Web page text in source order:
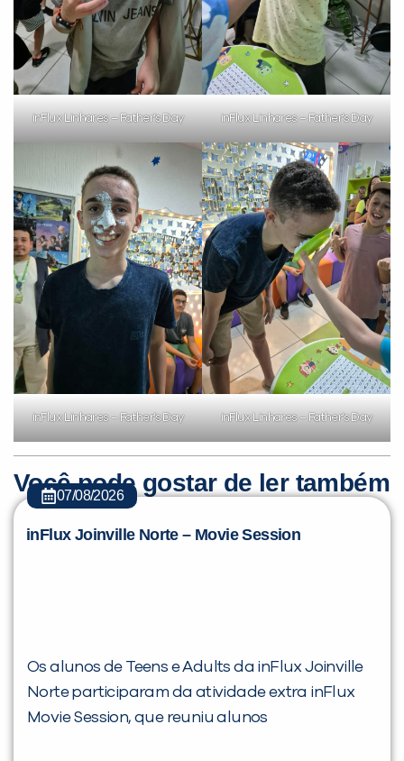
inFlux Linhares – Father’s Day inFlux Linhares – Father’s Day
inFlux Linhares – Father’s Day inFlux Linhares – Father’s Day
Você pode gostar de ler também
07/08/2026
inFlux Joinville Norte – Movie Session
Os alunos de Teens e Adults da inFlux Joinville
Norte participaram da atividade extra inFlux
Movie Session, que reuniu alunos